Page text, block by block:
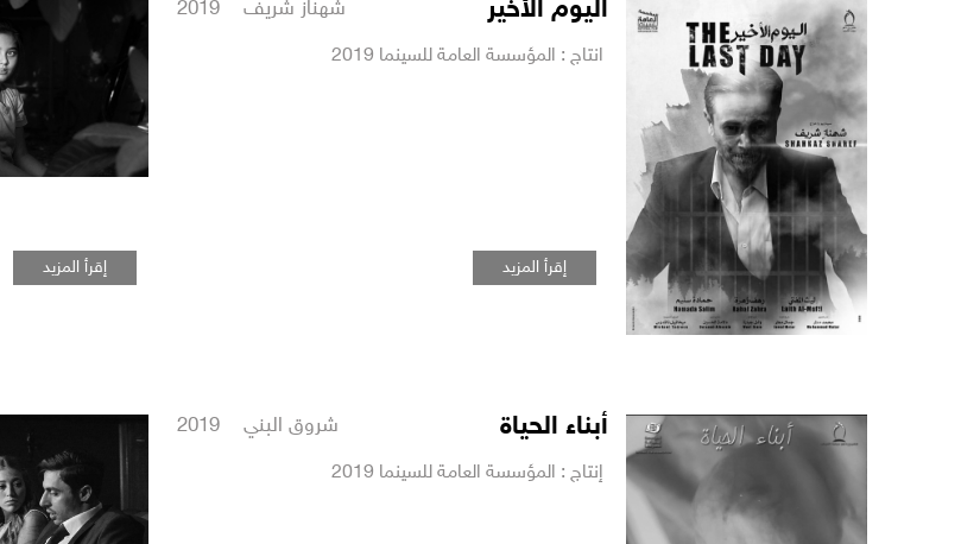
اليوم الأخير شهناز شريف 2019
انتاج : المؤسسة العامة للسينما 2019
إقرأ المزيد إقرأ المزيد
أبناء الحياة شروق البني 2019
إنتاج : المؤسسة العامة للسينما 2019